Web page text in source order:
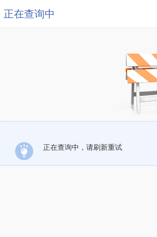
正在查询中
正在查询中，请刷新重试